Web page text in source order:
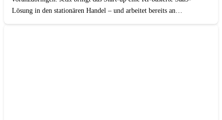
Lösung in den stationären Handel – und arbeitet bereits an…